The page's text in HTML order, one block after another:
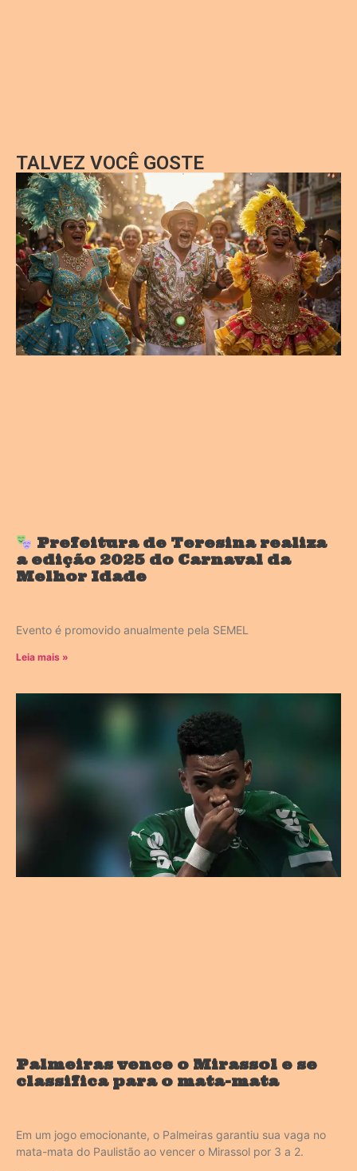
TALVEZ VOCÊ GOSTE
Prefeitura de Teresina realiza
a edição 2025 do Carnaval da
Melhor Idade
Evento é promovido anualmente pela SEMEL
Leia mais »
Palmeiras vence o Mirassol e se
classifica para o mata-mata
Em um jogo emocionante, o Palmeiras garantiu sua vaga no
mata-mata do Paulistão ao vencer o Mirassol por 3 a 2.